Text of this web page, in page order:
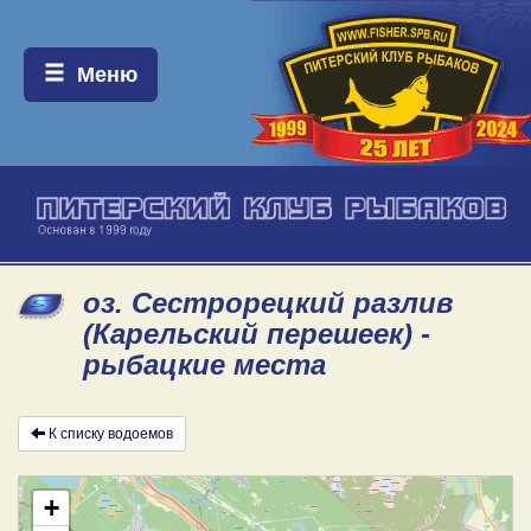
Меню:
Меню
оз. Сестрорецкий разлив
(Карельский перешеек) -
рыбацкие места
К списку водоемов
+